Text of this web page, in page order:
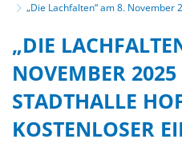
„Die Lachfalten“ am 8.
„DIE
NOVEMBER
STADTHALLE
KOSTENLOSER